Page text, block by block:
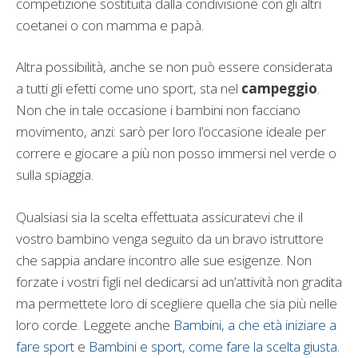
coetanei o con mamma e papà.
Altra possibilità, anche se non può essere considerata
a tutti gli efetti come uno sport, sta nel campeggio.
Non che in tale occasione i bambini non facciano
movimento, anzi: sarò per loro l’occasione ideale per
correre e giocare a più non posso immersi nel verde o
sulla spiaggia.
Qualsiasi sia la scelta effettuata assicuratevi che il
vostro bambino venga seguito da un bravo istruttore
che sappia andare incontro alle sue esigenze. Non
forzate i vostri figli nel dedicarsi ad un’attività non gradita
ma permettete loro di scegliere quella che sia più nelle
loro corde. Leggete anche Bambini, a che età iniziare a
fare sport e Bambini e sport, come fare la scelta giusta.